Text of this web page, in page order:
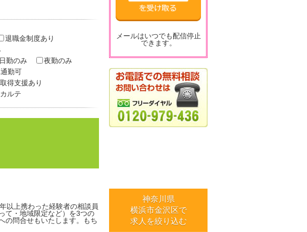
退職金制度あり
日勤のみ
夜勤のみ
勤可
得支援あり
ルテ
メールはいつでも配信停止
できます。
以上携わった経験者の相談員
て・地域限定など）を3つの
の問合せもいたします。もち
神奈川県
横浜市金沢区で
求人を絞り込む